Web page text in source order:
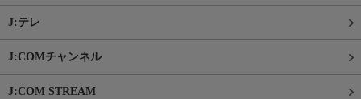
J:テレ
J:COMチャンネル
J:COM STREAM